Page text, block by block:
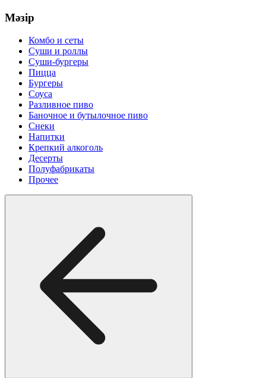
Мәзір
Комбо и сеты
Суши и роллы
Суши-бургеры
Пицца
Бургеры
Соуса
Разливное пиво
Баночное и бутылочное пиво
Снеки
Напитки
Крепкий алкоголь
Десерты
Полуфабрикаты
Прочее